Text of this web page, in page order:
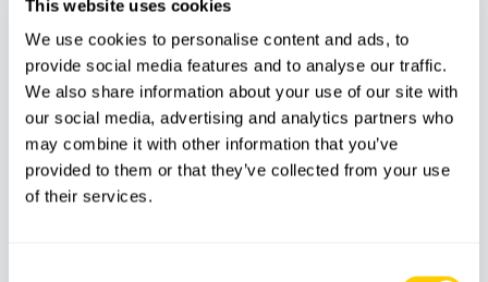
This website uses cookies
We use cookies to personalise content and ads, to
provide social media features and to analyse our traffic.
We also share information about your use of our site with
our social media, advertising and analytics partners who
may combine it with other information that you’ve
provided to them or that they’ve collected from your use
of their services.
Autres services non mentionnés
Caractéristiques